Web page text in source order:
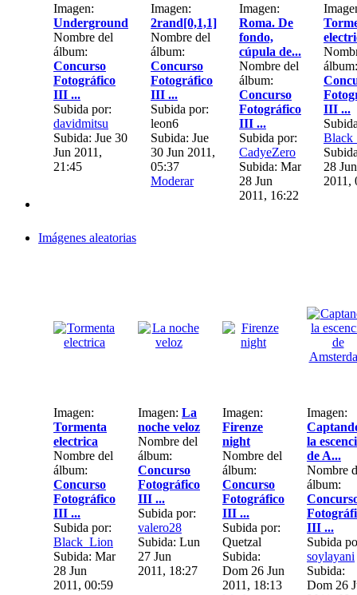
Imagen:
Underground
Nombre del
álbum:
Concurso
Fotográfico
III ...
Subida por:
davidmitsu
Subida: Jue 30
Jun 2011,
21:45
Imagen:
2rand[0,1,1]
Nombre del
álbum:
Concurso
Fotográfico
III ...
Subida por:
leon6
Subida: Jue
30 Jun 2011,
05:37
Moderar
Imagen:
Roma. De
fondo,
cúpula de...
Nombre del
álbum:
Concurso
Fotográfico
III ...
Subida por:
CadyeZero
Subida: Mar
28 Jun
2011, 16:22
álbum:
III ...
28 Jun
2011,
Imágenes aleatorias
Imagen:
Tormenta
electrica
Nombre del
álbum:
Concurso
Fotográfico
III ...
Subida por:
Black_Lion
Subida: Mar
28 Jun
2011, 00:59
Imagen: La
noche veloz
Nombre del
álbum:
Concurso
Fotográfico
III ...
Subida por:
valero28
Subida: Lun
27 Jun
2011, 18:27
Imagen:
Firenze
night
Nombre del
álbum:
Concurso
Fotográfico
III ...
Subida por:
Quetzal
Subida:
Dom 26 Jun
2011, 18:13
Imagen:
la
de A...
Nombre
álbum:
III ...
Subida
soylayani
Subida:
Dom 26